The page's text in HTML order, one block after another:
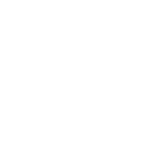
size too small
Shoes